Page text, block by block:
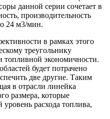
данной серии сочетает в
производительность
24 м3/мин.
в рамках этого
треугольнику
топливной экономичности.
будет потрачено
две другие. Таким
в отрасли линейка
размера, которые
расхода топлива,